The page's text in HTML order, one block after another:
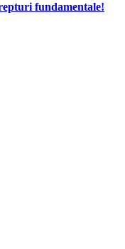
fundamentale!